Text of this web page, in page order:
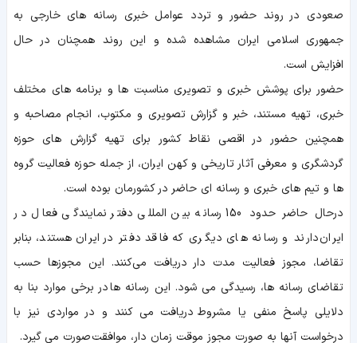
صعودی در روند حضور و تردد عوامل خبری رسانه های خارجی به
جمهوری اسلامی ایران مشاهده شده و این روند همچنان در حال
افزایش است.
حضور برای پوشش خبری و تصویری مناسبت ها و برنامه های مختلف
خبری، تهیه مستند، خبر و گزارش تصویری و مکتوب، انجام مصاحبه و
همچنین حضور در اقصی نقاط کشور برای تهیه گزارش های حوزه
گردشگری و معرفی آثار تاریخی و کهن ایران، از جمله حوزه فعالیت گروه
ها و تیم های خبری و رسانه ای حاضر در کشورمان بوده است.
درحال حاضر حدود 150 رسانه بین المللی دفتر نمایندگی فعال در
ایران دارند و رسانه های دیگری که فاقد دفتر در ایران هستند، بنابر
تقاضا، مجوز فعالیت مدت دار دریافت می‌کنند. این مجوزها حسب
تقاضای رسانه ها، رسیدگی می شود. این رسانه ها در برخی موارد بنا به
دلایلی پاسخ منفی یا مشروط دریافت می کنند و در مواردی نیز با
درخواست آنها به صورت مجوز موقت زمان دار، موافقت صورت می گیرد.